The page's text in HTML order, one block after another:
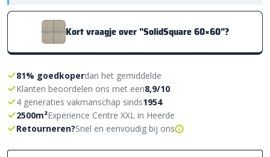
Kort vraagje over "SolidSquare 60×60"?
81% goedkoperdan het gemiddelde
Klanten beoordelen ons met een8,9/10
4 generaties vakmanschap sinds1954
2500m²Experience Centre XXL in Heerde
Retourneren?Snel en eenvoudig bij ons